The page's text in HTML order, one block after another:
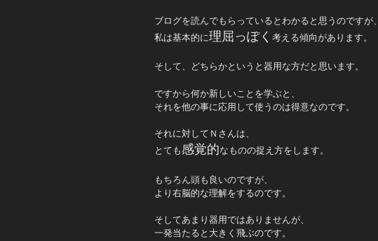
ブログを読んでもらっているとわかると思うのですが、
私は基本的に理屈っぽく 考える傾向があります。
そして、どちらかというと器用な方だと思います。
ですから何か新しいことを学ぶと、
それを他の事に応用して使うのは得意なのです。
それに対してＮさんは、
とても 感覚的なものの捉え方をします。
もちろん頭も良いのですが、
より右脳的な理解をするのです。
そしてあまり器用ではありませんが、
一発当たると大きく飛ぶのです。